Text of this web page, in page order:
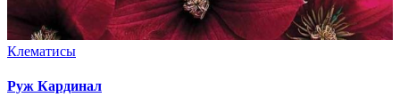
Клематисы
Руж Кардинал